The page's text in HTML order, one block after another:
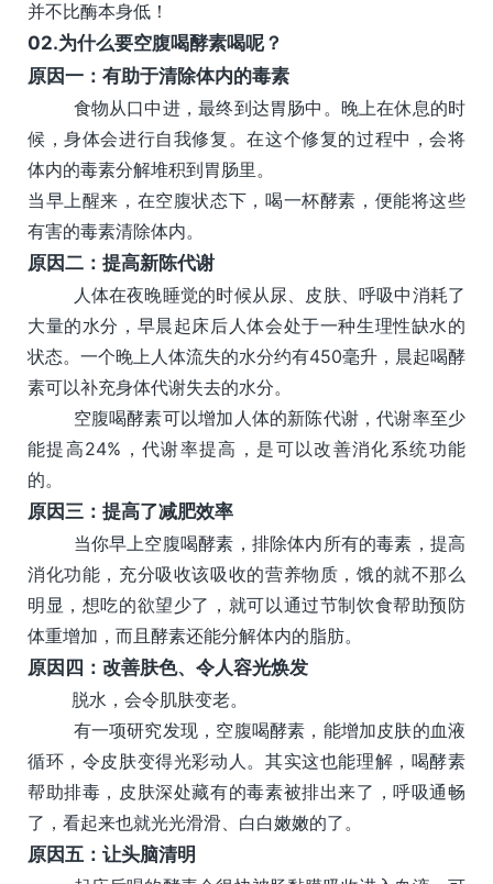
并不比酶本身低！
02.为什么要空腹喝酵素喝呢？
原因一： 有助于清除体内的毒素
食物从口中进，最终到达胃肠中。晚上在休息的时
候，身体会进行自我修复。在这个修复的过程中，会将
体内的毒素分解堆积到胃肠里。
当早上醒来，在空腹状态下，喝一杯酵素，便能将这些
有害的毒素清除体内。
原因二： 提高新陈代谢
人体在夜晚睡觉的时候从尿、皮肤、呼吸中消耗了
大量的水分，早晨起床后人体会处于一种生理性缺水的
状态。一个晚上人体流失的水分约有450毫升，晨起喝酵
素可以补充身体代谢失去的水分。
空腹喝酵素可以增加人体的新陈代谢，代谢率至少
能提高24%，代谢率提高，是可以改善消化系统功能
的。
原因三：提高了减肥效率
当你早上空腹喝酵素，排除体内所有的毒素，提高
消化功能，充分吸收该吸收的营养物质，饿的就不那么
明显，想吃的欲望少了，就可以通过节制饮食帮助预防
体重增加，而且酵素还能分解体内的脂肪。
原因四：改善肤色、令人容光焕发
脱水，会令肌肤变老。
有一项研究发现，空腹喝酵素，能增加皮肤的血液
循环，令皮肤变得光彩动人。其实这也能理解，喝酵素
帮助排毒，皮肤深处藏有的毒素被排出来了，呼吸通畅
了，看起来也就光光滑滑、白白嫩嫩的了。
原因五：让头脑清明